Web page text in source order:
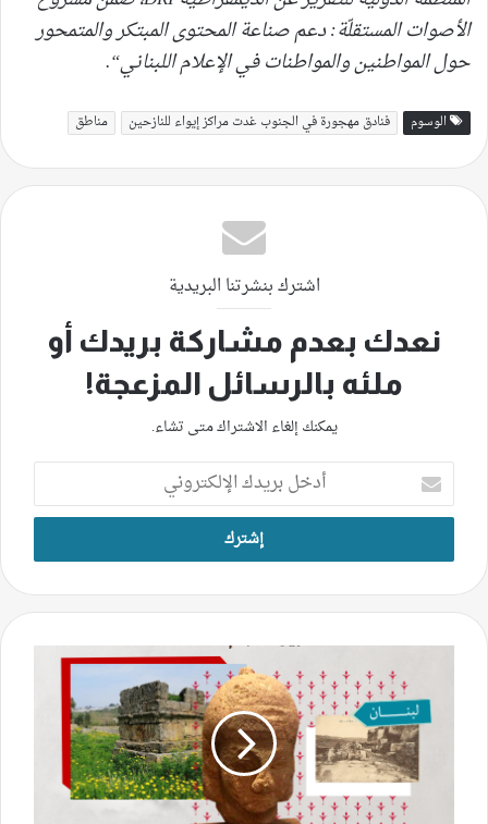
الأصوات المستقلّة: دعم صناعة المحتوى المبتكر والمتمحور
حول المواطنينوالمواطناتفي الإعلام اللبناني“.
الوسوم فنادق مهجورة في الجنوب غدت مراكز إيواء للنازحين مناطق
اشترك بنشرتنا البريدية
نعدك بعدم مشاركة بريدك أو
ملئه بالرسائل المزعجة!
يمكنك إلغاء الاشتراك متى تشاء.
أدخل
بريدك
الإلكتروني
أشمون..
المنهوبة